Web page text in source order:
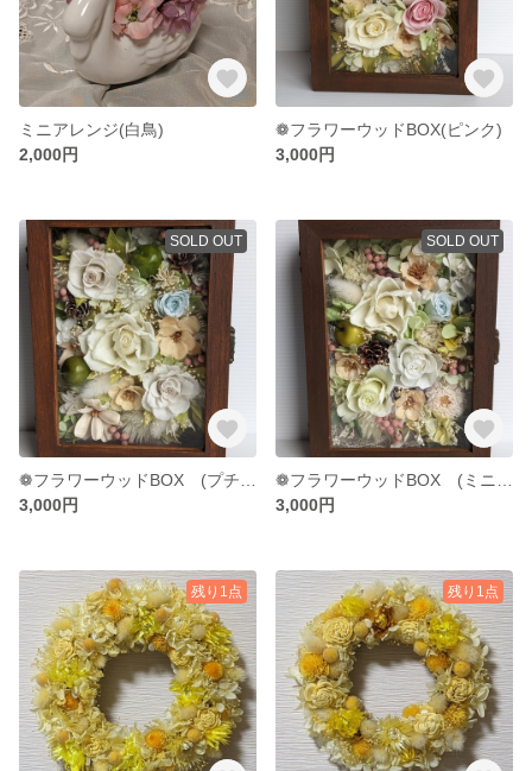
ミニアレンジ(白鳥)
2,000円
❁フラワーウッドBOX(ピンク)
3,000円
SOLD OUT
3,000円
SOLD OUT
3,000円
残り1点 残り1点